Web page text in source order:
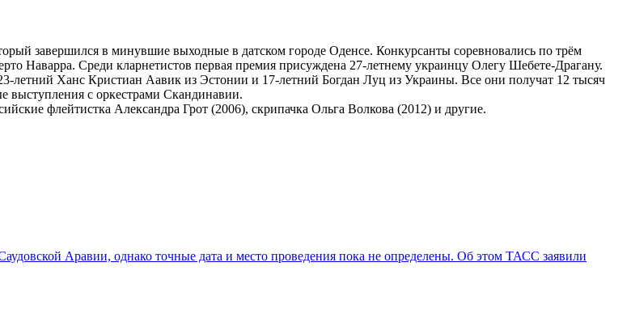
завершился в минувшие выходные в датском городе Оденсе. Конкурсанты соревновались по трём
Наварра. Среди кларнетистов первая премия присуждена 27-летнему украинцу Олегу Шебете-Драгану.
летний Ханс Кристиан Аавик из Эстонии и 17-летний Богдан Луц из Украины. Все они получат 12 тысяч
выступления с оркестрами Скандинавии.
флейтистка Александра Грот (2006), скрипачка Ольга Волкова (2012) и другие.
Аравии, однако точные дата и место проведения пока не определены. Об этом ТАСС заявили